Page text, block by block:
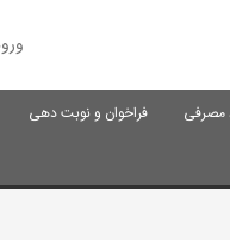
مصرفی فراخوان و نوبت دهی